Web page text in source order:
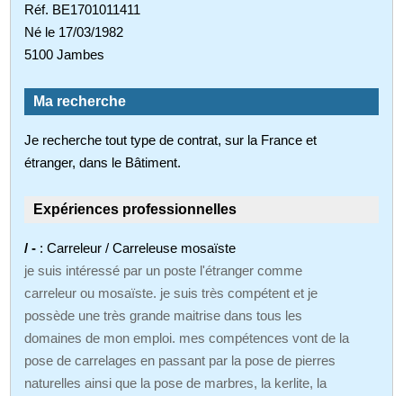
Réf. BE1701011411
Né le 17/03/1982
5100 Jambes
Ma recherche
Je recherche tout type de contrat, sur la France et
étranger, dans le Bâtiment.
Expériences professionnelles
/ - : Carreleur / Carreleuse mosaïste
je suis intéressé par un poste l'étranger comme
carreleur ou mosaïste. je suis très compétent et je
possède une très grande maitrise dans tous les
domaines de mon emploi. mes compétences vont de la
pose de carrelages en passant par la pose de pierres
naturelles ainsi que la pose de marbres, la kerlite, la